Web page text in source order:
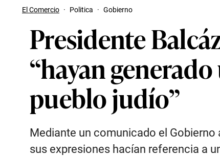
El Comercio · Politica · Gobierno
Presidente
“hayan
pueblo judío”
Mediante un comunicado el
sus expresiones hacían referencia a